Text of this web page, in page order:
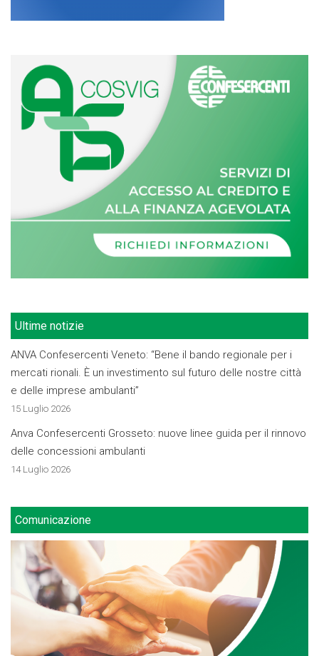
Ultime notizie
ANVA Confesercenti Veneto: “Bene il bando regionale per i
mercati rionali. È un investimento sul futuro delle nostre città
e delle imprese ambulanti”
15 Luglio 2026
Anva Confesercenti Grosseto: nuove linee guida per il rinnovo
delle concessioni ambulanti
14 Luglio 2026
Comunicazione